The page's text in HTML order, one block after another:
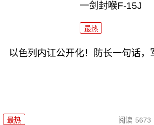
一剑封喉F-15J
最热
以色列内讧公开化！防长一句话，
最热 阅读 5673